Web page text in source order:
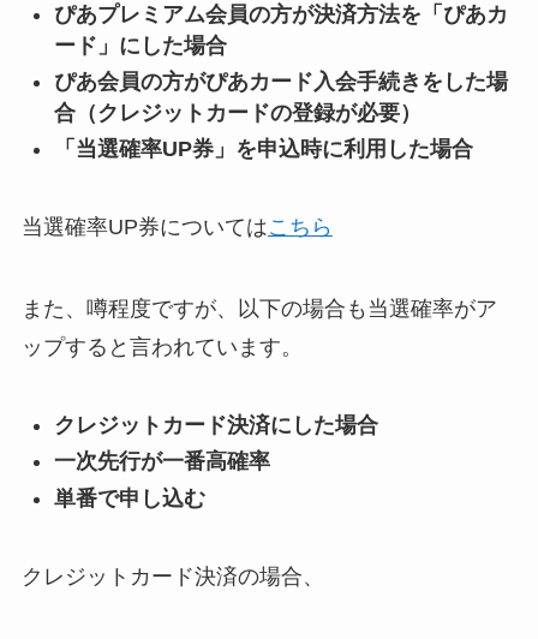
ぴあプレミアム会員の方が決済方法を「ぴあカ
ード」にした場合
ぴあ会員の方がぴあカード入会手続きをした場
合（クレジットカードの登録が必要）
「当選確率UP券」を申込時に利用した場合
当選確率UP券についてはこちら
また、噂程度ですが、以下の場合も当選確率がア
ップすると言われています。
クレジットカード決済にした場合
一次先行が一番高確率
単番で申し込む
クレジットカード決済の場合、